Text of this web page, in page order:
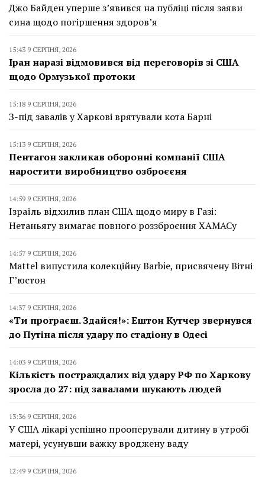
Джо Байден уперше з’явився на публіці після заяви
сина щодо погіршення здоров’я
15:43 9 СЕРПНЯ, 2026
Іран наразі відмовився від переговорів зі США
щодо Ормузької протоки
15:18 9 СЕРПНЯ, 2026
З-під завалів у Харкові врятували кота Барні
15:13 9 СЕРПНЯ, 2026
Пентагон закликав оборонні компанії США
наростити виробництво озброєєня
14:59 9 СЕРПНЯ, 2026
Ізраїль відхилив план США щодо миру в Газі:
Нетаньягу вимагає повного роззброєння ХАМАСу
14:57 9 СЕРПНЯ, 2026
Mattel випустила колекційну Barbie, присвячену Вітні
Г’юстон
14:37 9 СЕРПНЯ, 2026
«Ти програєш. Здайся!»: Ештон Кутчер звернувся
до Путіна після удару по стадіону в Одесі
14:03 9 СЕРПНЯ, 2026
Кількість постраждалих від удару РФ по Харкову
зросла до 27: під завалами шукають людей
13:36 9 СЕРПНЯ, 2026
У США лікарі успішно прооперували дитину в утробі
матері, усунувши важку вроджену ваду
12:49 9 СЕРПНЯ, 2026